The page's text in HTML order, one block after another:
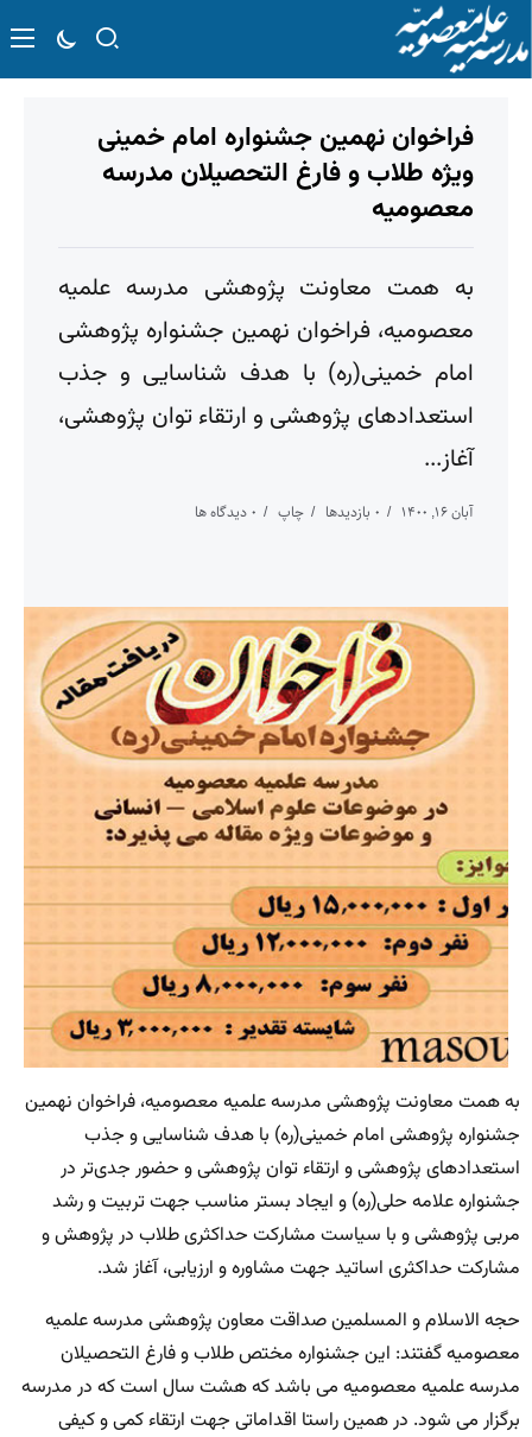
فراخوان نهمین جشنواره امام خمینی
ویژه طلاب و فارغ التحصیلان مدرسه
معصومیه
به همت معاونت پژوهشی مدرسه علمیه
معصومیه، فراخوان نهمین جشنواره پژوهشی
امام خمینی(ره) با هدف شناسایی و جذب
استعدادهای پژوهشی و ارتقاء توان پژوهشی،
آغاز...
آبان ۱۶, ۱۴۰۰ ۰ بازدیدها چاپ ۰ دیدگاه ها
به همت معاونت پژوهشی مدرسه علمیه معصومیه، فراخوان نهمین
جشنواره پژوهشی امام خمینی(ره) با هدف شناسایی و جذب
استعدادهای پژوهشی و ارتقاء توان پژوهشی و حضور جدی‌تر در
جشنواره‌ علامه حلی(ره) و ایجاد بستر مناسب جهت تربیت و رشد
مربی پژوهشی و با سیاست مشارکت حداکثری طلاب در پژوهش و
مشارکت حداکثری اساتید جهت مشاوره و ارزیابی، آغاز شد.
حجه الاسلام و المسلمین صداقت معاون پژوهشی مدرسه علمیه
معصومیه گفتند: این جشنواره مختص طلاب و فارغ التحصیلان
مدرسه علمیه معصومیه می باشد که هشت سال است که در مدرسه
برگزار می شود. در همین راستا اقداماتی جهت ارتقاء کمی و کیفی